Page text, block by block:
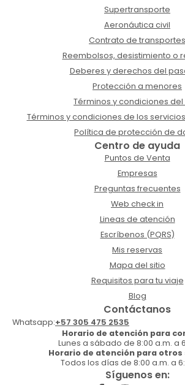
Supertransporte
Aeronáutica civil
Contrato de transportes
Reembolsos, desistimiento o
Deberes y derechos del
Protección a menores
Términos y condiciones del
Términos y condiciones de los
Política de protección de
Centro de ayuda
Puntos de Venta
Empresas
Preguntas frecuentes
Web check in
Lineas de atención
Escríbenos (PQRS)
Mis reservas
Mapa del sitio
Requisitos para tu viaje
Blog
Contáctanos
Whatsapp:+57 305 475 2535
Horario de atención para
Lunes a sábado de 8:00 a.m. a
Horario de atención para otros
Todos los días de 8:00 a.m. a
Síguenos en: